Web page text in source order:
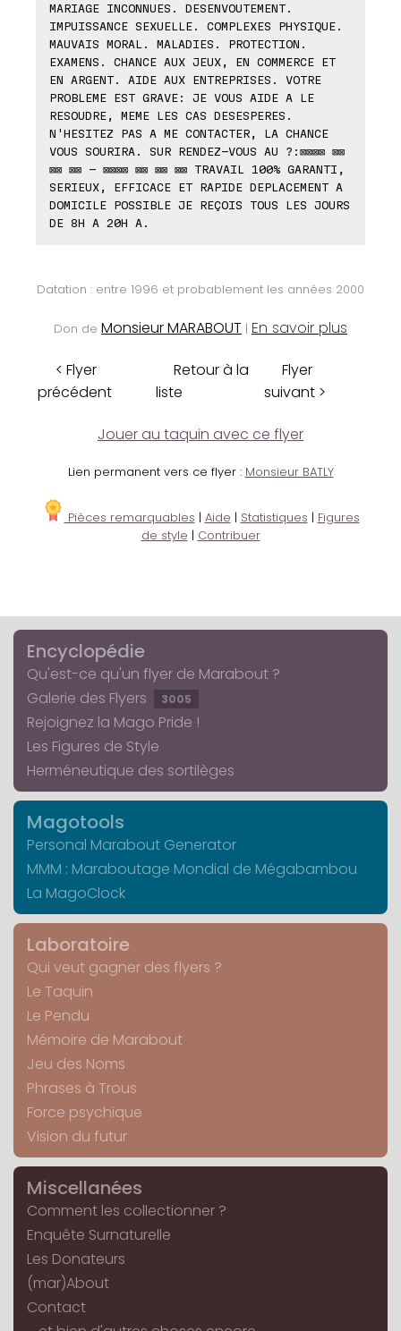
MARIAGE INCONNUES. DESENVOUTEMENT.
IMPUISSANCE SEXUELLE. COMPLEXES PHYSIQUE.
MAUVAIS MORAL. MALADIES. PROTECTION.
EXAMENS. CHANCE AUX JEUX, EN COMMERCE ET
EN ARGENT. AIDE AUX ENTREPRISES. VOTRE
PROBLEME EST GRAVE: JE VOUS AIDE A LE
RESOUDRE, MEME LES CAS DESESPERES.
N'HESITEZ PAS A ME CONTACTER, LA CHANCE
VOUS SOURIRA. SUR RENDEZ-VOUS AU ?:⊠⊠⊠⊠ ⊠⊠
⊠⊠ ⊠⊠ - ⊠⊠⊠⊠ ⊠⊠ ⊠⊠ ⊠⊠ TRAVAIL 100% GARANTI,
SERIEUX, EFFICACE ET RAPIDE DEPLACEMENT A
DOMICILE POSSIBLE JE REÇOIS TOUS LES JOURS
DE 8H A 20H A.
Datation : entre 1996 et probablement les années 2000
Don de Monsieur MARABOUT | En savoir plus
< Flyer
précédent
Retour à la
liste
Flyer
suivant >
Jouer au taquin avec ce flyer
Lien permanent vers ce flyer : Monsieur BATLY
Pièces remarquables | Aide | Statistiques | Figures
de style | Contribuer
Encyclopédie
Qu'est-ce qu'un flyer de Marabout ?
Galerie des Flyers
3005
Rejoignez la Mago Pride !
Les Figures de Style
Herméneutique des sortilèges
Magotools
Personal Marabout Generator
MMM : Maraboutage Mondial de Mégabambou
La MagoClock
Laboratoire
Qui veut gagner des flyers ?
Le Taquin
Le Pendu
Mémoire de Marabout
Jeu des Noms
Phrases à Trous
Force psychique
Vision du futur
Miscellanées
Comment les collectionner ?
Enquête Surnaturelle
Les Donateurs
(mar)About
Contact